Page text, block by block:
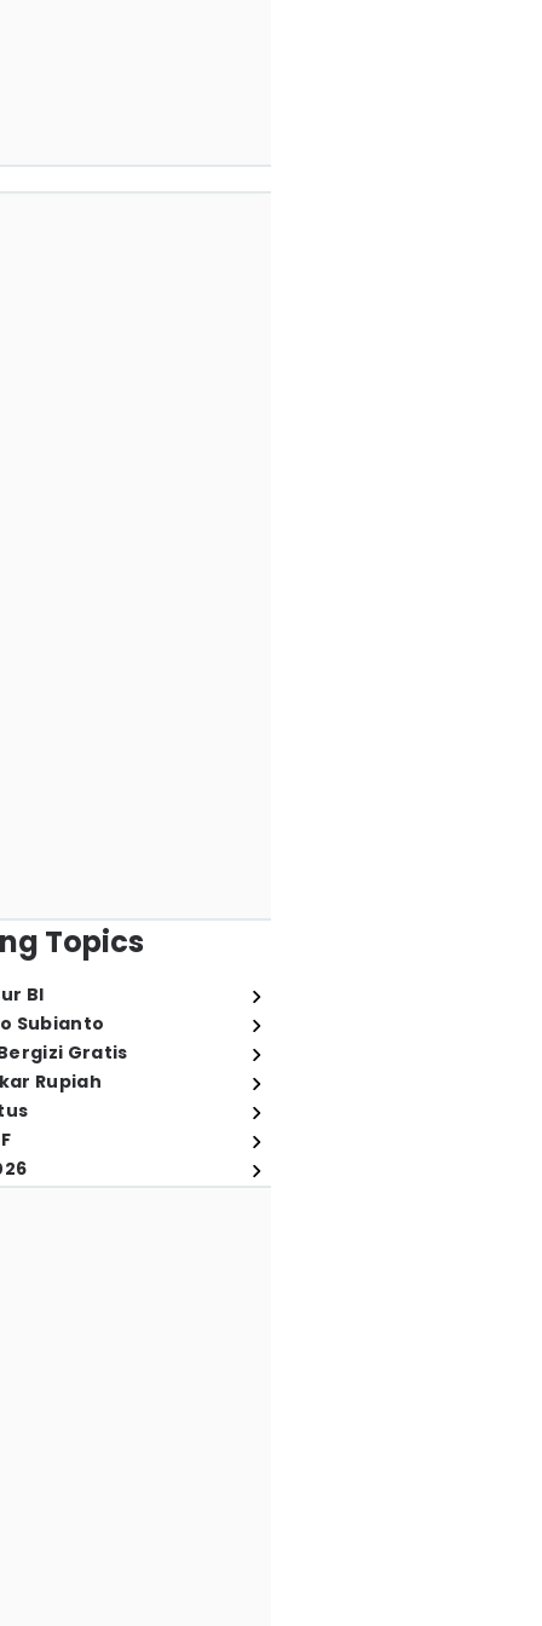
Topics
BI
Subianto
Gratis
Rupiah